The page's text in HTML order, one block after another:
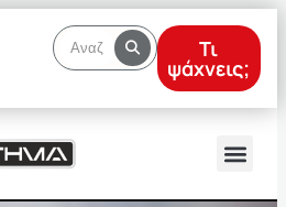
Τι
ψάχνεις;